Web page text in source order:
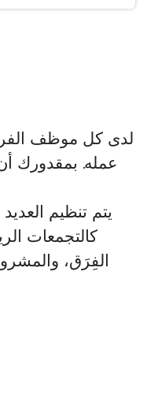
لدى كل موظف
عمله. بمقدورك
يتم تنظيم
كالتجمعات
الفِرَق،